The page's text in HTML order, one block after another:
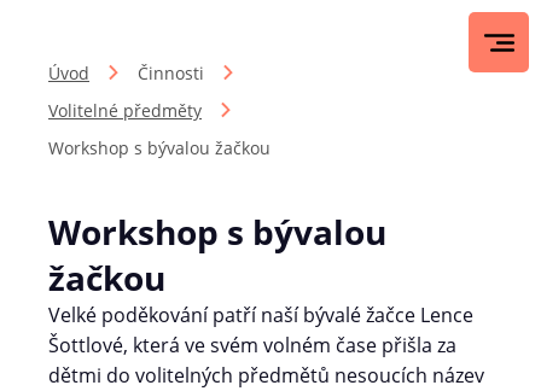
Úvod
Činnosti
Volitelné předměty
Workshop s bývalou žačkou
Workshop s bývalou
žačkou
Velké poděkování patří naší bývalé žačce Lence
Šottlové, která ve svém volném čase přišla za
dětmi do volitelných předmětů nesoucích název